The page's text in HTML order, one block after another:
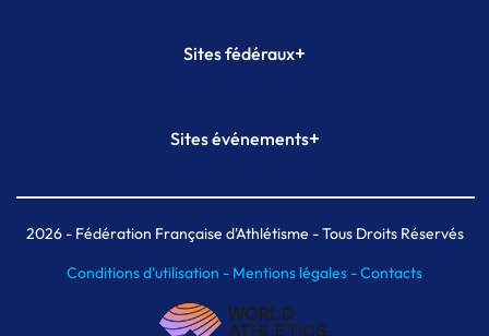
Sites fédéraux+
Plateforme Formation
Sites événements+
Meeting de Paris indoor
MAIF Ekiden de Paris
2026- Fédération Française d'Athlétisme - Tous Droits Réservés
Conditions d'utilisation - Mentions légales -Contacts